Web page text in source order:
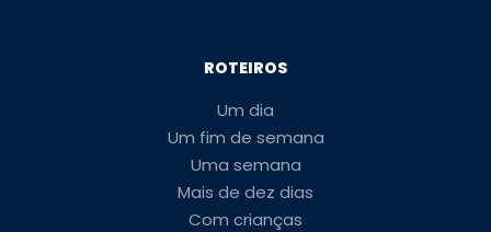
ROTEIROS
Um dia
Um fim de semana
Uma semana
Mais de dez dias
Com crianças